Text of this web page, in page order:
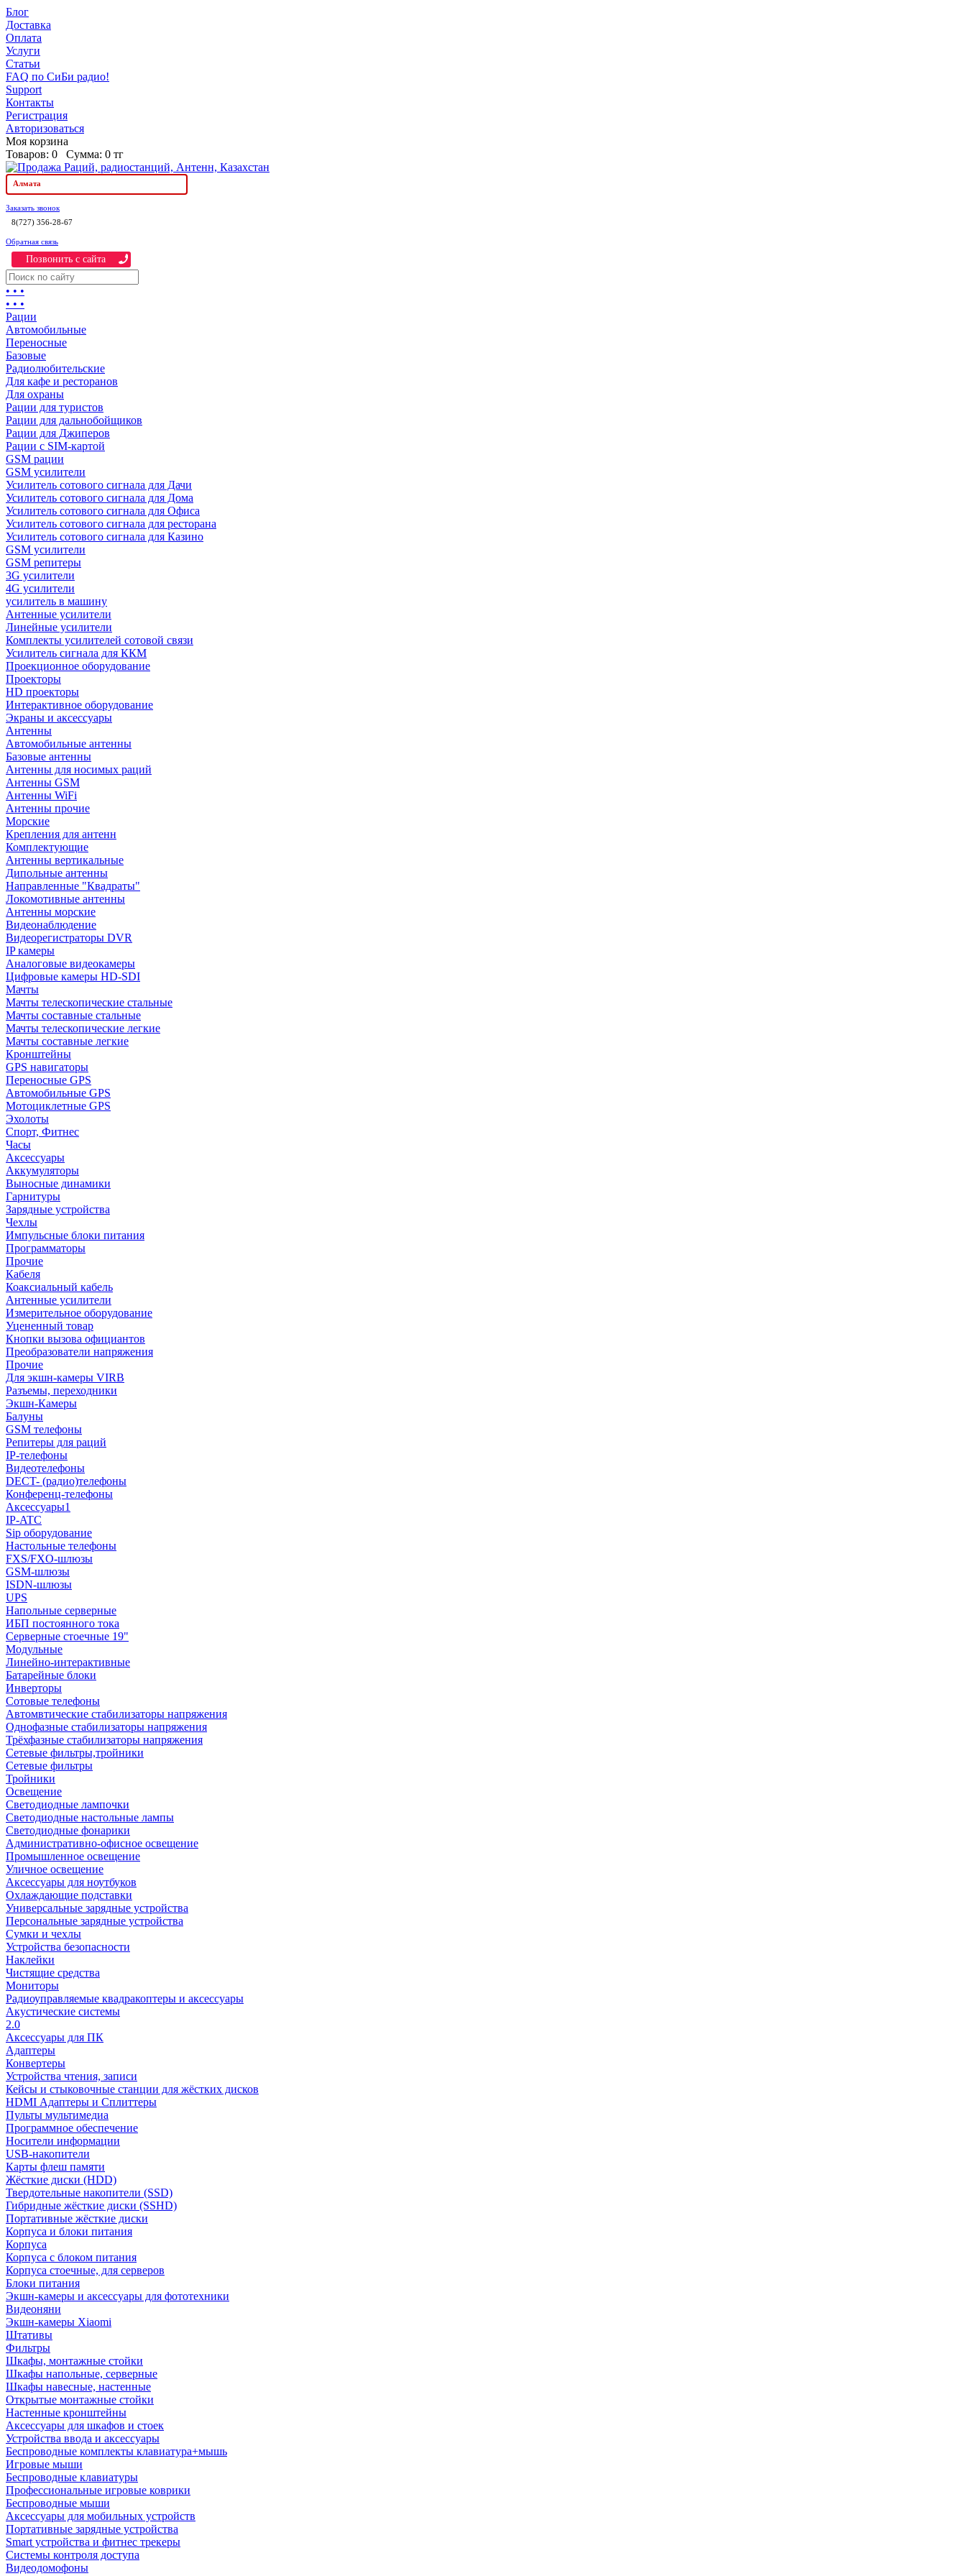
Блог
Доставка
Оплата
Услуги
Статьи
FAQ по СиБи радио!
Support
Контакты
Регистрация
Авторизоваться
Моя корзина
Товаров: 0 Сумма: 0 тг
Алмата
Заказать звонок
8(727) 356-28-67
Обратная связь
Позвонить c сайта
• • •
• • •
Рации
Автомобильные
Переносные
Базовые
Радиолюбительские
Для кафе и ресторанов
Для охраны
Рации для туристов
Рации для дальнобойщиков
Рации для Джиперов
Рации с SIM-картой
GSM рации
GSM усилители
Усилитель сотового сигнала для Дачи
Усилитель сотового сигнала для Дома
Усилитель сотового сигнала для Офиса
Усилитель сотового сигнала для ресторана
Усилитель сотового сигнала для Казино
GSM усилители
GSM репитеры
3G усилители
4G усилители
усилитель в машину
Антенные усилители
Линейные усилители
Комплекты усилителей сотовой связи
Усилитель сигнала для ККМ
Проекционное оборудование
Проекторы
HD проекторы
Интерактивное оборудование
Экраны и аксессуары
Антенны
Автомобильные антенны
Базовые антенны
Антенны для носимых раций
Антенны GSM
Антенны WiFi
Антенны прочие
Морские
Крепления для антенн
Комплектующие
Антенны вертикальные
Дипольные антенны
Направленные "Квадраты"
Локомотивные антенны
Антенны морские
Видеонаблюдение
Видеорегистраторы DVR
IP камеры
Аналоговые видеокамеры
Цифровые камеры HD-SDI
Мачты
Мачты телескопические стальные
Мачты составные стальные
Мачты телескопические легкие
Мачты составные легкие
Кронштейны
GPS навигаторы
Переносные GPS
Автомобильные GPS
Мотоциклетные GPS
Эхолоты
Спорт, Фитнес
Часы
Аксессуары
Аккумуляторы
Выносные динамики
Гарнитуры
Зарядные устройства
Чехлы
Импульсные блоки питания
Программаторы
Прочие
Кабеля
Коаксиальный кабель
Антенные усилители
Измерительное оборудование
Уцененный товар
Кнопки вызова официантов
Преобразователи напряжения
Прочие
Для экшн-камеры VIRB
Разъемы, переходники
Экшн-Камеры
Балуны
GSM телефоны
Репитеры для раций
IP-телефоны
Видеотелефоны
DECT- (радио)телефоны
Конференц-телефоны
Аксессуары1
IP-ATC
Sip оборудование
Настольные телефоны
FXS/FXO-шлюзы
GSM-шлюзы
ISDN-шлюзы
UPS
Напольные серверные
ИБП постоянного тока
Серверные стоечные 19"
Модульные
Линейно-интерактивные
Батарейные блоки
Инверторы
Сотовые телефоны
Автомвтические стабилизаторы напряжения
Однофазные стабилизаторы напряжения
Трёхфазные стабилизаторы напряжения
Сетевые фильтры,тройники
Сетевые фильтры
Тройники
Освещение
Светодиодные лампочки
Светодиодные настольные лампы
Светодиодные фонарики
Административно-офисное освещение
Промышленное освещение
Уличное освещение
Аксессуары для ноутбуков
Охлаждающие подставки
Универсальные зарядные устройства
Персональные зарядные устройства
Сумки и чехлы
Устройства безопасности
Наклейки
Чистящие средства
Мониторы
Радиоуправляемые квадракоптеры и аксессуары
Акустические системы
2.0
Аксессуары для ПК
Адаптеры
Конвертеры
Устройства чтения, записи
Кейсы и стыковочные станции для жёстких дисков
HDMI Адаптеры и Сплиттеры
Пульты мультимедиа
Программное обеспечение
Носители информации
USB-накопители
Карты флеш памяти
Жёсткие диски (HDD)
Твердотельные накопители (SSD)
Гибридные жёсткие диски (SSHD)
Портативные жёсткие диски
Корпуса и блоки питания
Корпуса
Корпуса с блоком питания
Корпуса стоечные, для серверов
Блоки питания
Экшн-камеры и аксессуары для фототехники
Видеоняни
Экшн-камеры Xiaomi
Штативы
Фильтры
Шкафы, монтажные стойки
Шкафы напольные, серверные
Шкафы навесные, настенные
Открытые монтажные стойки
Настенные кронштейны
Аксессуары для шкафов и стоек
Устройства ввода и аксессуары
Беспроводные комплекты клавиатура+мышь
Игровые мыши
Беспроводные клавиатуры
Профессиональные игровые коврики
Беспроводные мыши
Аксессуары для мобильных устройств
Портативные зарядные устройства
Smart устройства и фитнес трекеры
Системы контроля доступа
Видеодомофоны